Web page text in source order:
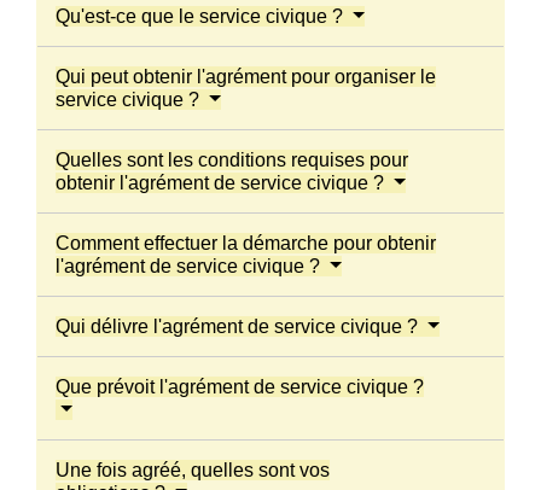
Qu'est-ce que le service civique ?
Qui peut obtenir l'agrément pour organiser le
service civique ?
Quelles sont les conditions requises pour
obtenir l'agrément de service civique ?
Comment effectuer la démarche pour obtenir
l'agrément de service civique ?
Qui délivre l'agrément de service civique ?
Que prévoit l'agrément de service civique ?
Une fois agréé, quelles sont vos